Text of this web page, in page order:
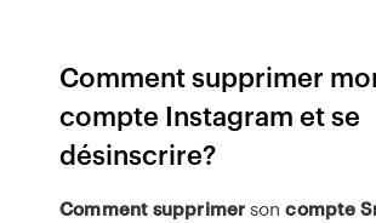
Comment supprimer
compte Instagram et se
désinscrire?
Commentsupprimersoncompte